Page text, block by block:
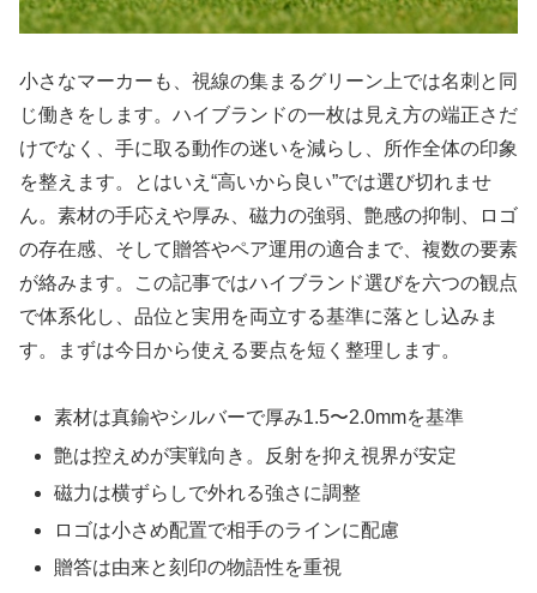
小さなマーカーも、視線の集まるグリーン上では名刺と同
じ働きをします。ハイブランドの一枚は見え方の端正さだ
けでなく、手に取る動作の迷いを減らし、所作全体の印象
を整えます。とはいえ“高いから良い”では選び切れませ
ん。素材の手応えや厚み、磁力の強弱、艶感の抑制、ロゴ
の存在感、そして贈答やペア運用の適合まで、複数の要素
が絡みます。この記事ではハイブランド選びを六つの観点
で体系化し、品位と実用を両立する基準に落とし込みま
す。まずは今日から使える要点を短く整理します。
素材は真鍮やシルバーで厚み1.5〜2.0mmを基準
艶は控えめが実戦向き。反射を抑え視界が安定
磁力は横ずらしで外れる強さに調整
ロゴは小さめ配置で相手のラインに配慮
贈答は由来と刻印の物語性を重視